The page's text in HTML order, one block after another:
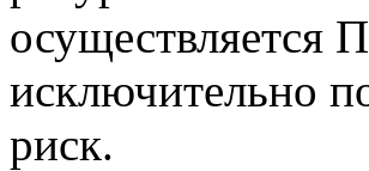
осуществляется
исключительно
риск.